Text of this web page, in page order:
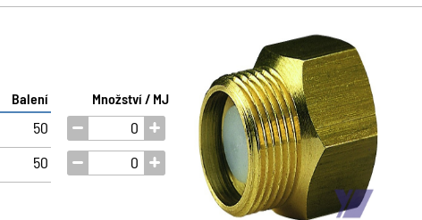
Balení Množství / MJ
50
50